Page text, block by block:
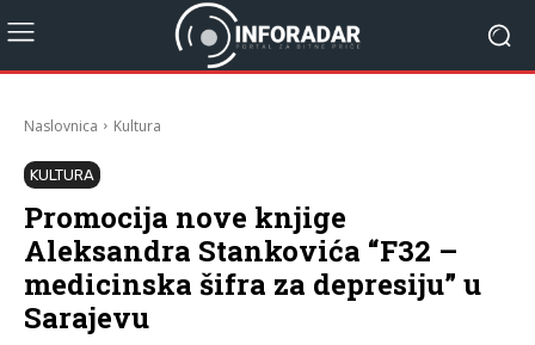
Naslovnica Kultura
KULTURA
Promocija nove knjige
Aleksandra Stankovića “F32 –
medicinska šifra za depresiju” u
Sarajevu